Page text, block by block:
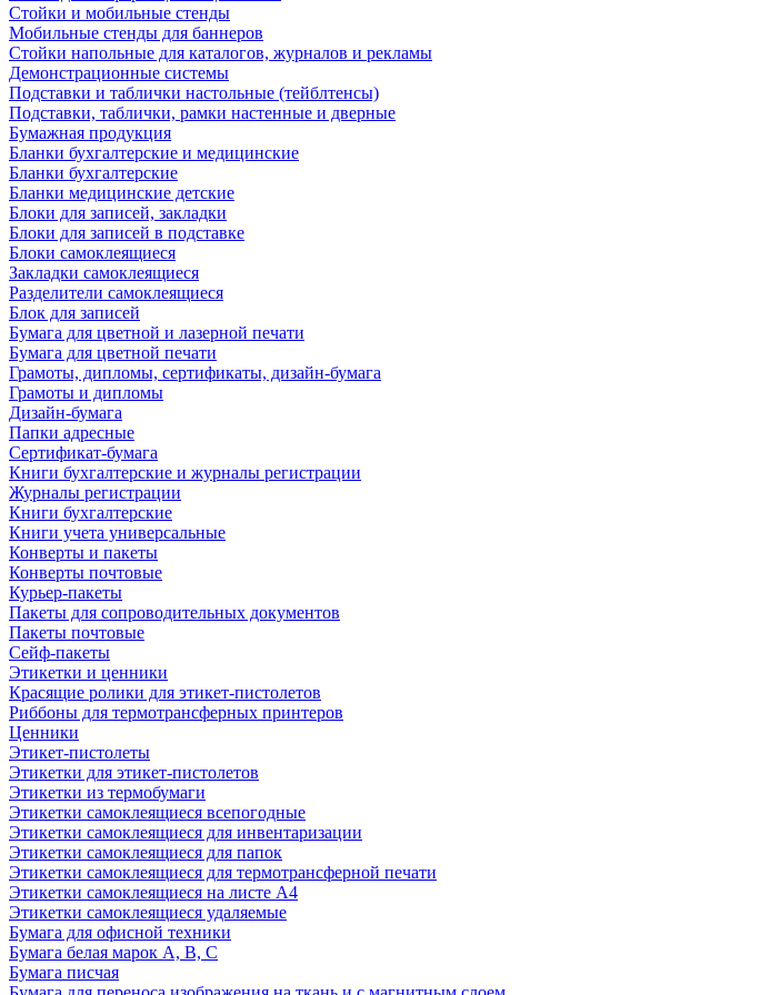
Стойки и мобильные стенды
Мобильные стенды для баннеров
Стойки напольные для каталогов, журналов и рекламы
Демонстрационные системы
Подставки и таблички настольные (тейблтенсы)
Подставки, таблички, рамки настенные и дверные
Бумажная продукция
Бланки бухгалтерские и медицинские
Бланки бухгалтерские
Бланки медицинские детские
Блоки для записей, закладки
Блоки для записей в подставке
Блоки самоклеящиеся
Закладки самоклеящиеся
Разделители самоклеящиеся
Блок для записей
Бумага для цветной и лазерной печати
Бумага для цветной печати
Грамоты, дипломы, сертификаты, дизайн-бумага
Грамоты и дипломы
Дизайн-бумага
Папки адресные
Сертификат-бумага
Книги бухгалтерские и журналы регистрации
Журналы регистрации
Книги бухгалтерские
Книги учета универсальные
Конверты и пакеты
Конверты почтовые
Курьер-пакеты
Пакеты для сопроводительных документов
Пакеты почтовые
Сейф-пакеты
Этикетки и ценники
Красящие ролики для этикет-пистолетов
Риббоны для термотрансферных принтеров
Ценники
Этикет-пистолеты
Этикетки для этикет-пистолетов
Этикетки из термобумаги
Этикетки самоклеящиеся всепогодные
Этикетки самоклеящиеся для инвентаризации
Этикетки самоклеящиеся для папок
Этикетки самоклеящиеся для термотрансферной печати
Этикетки самоклеящиеся на листе А4
Этикетки самоклеящиеся удаляемые
Бумага для офисной техники
Бумага белая марок А, В, С
Бумага писчая